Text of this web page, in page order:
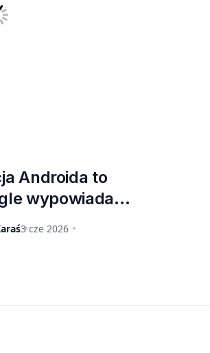
Androida to
wypowiada
3 cze 2026